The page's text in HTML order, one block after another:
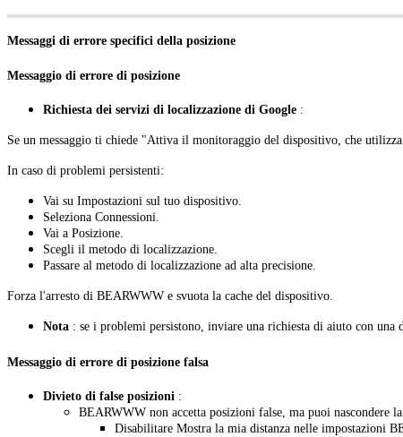
Messaggi di errore specifici della posizione
Messaggio di errore di posizione
Richiesta dei servizi di localizzazione di Google :
Se un messaggio ti chiede "Attiva il monitoraggio del dispositivo, che
In caso di problemi persistenti:
Vai su Impostazioni sul tuo dispositivo.
Seleziona Connessioni.
Vai a Posizione.
Scegli il metodo di localizzazione.
Passare al metodo di localizzazione ad alta precisione.
Forza l'arresto di BEARWWW e svuota la cache del dispositivo.
Nota : se i problemi persistono, inviare una richiesta di aiuto con
Messaggio di errore di posizione falsa
Divieto di false posizioni :
BEARWWW non accetta posizioni false, ma puoi nascondere
Disabilitare Mostra la mia distanza nelle impostazioni